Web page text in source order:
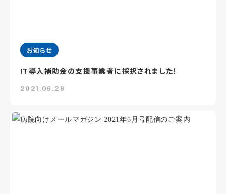
お知らせ
IT導入補助金の支援事業者に採択されました！
2021.06.29